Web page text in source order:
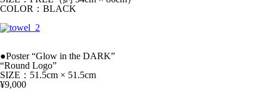
COLOR：BLACK
●Poster “Glow in the DARK”
“Round Logo”
SIZE：51.5cm × 51.5cm
¥9,000